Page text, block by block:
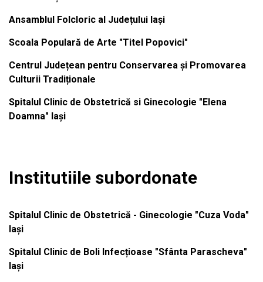
Ansamblul Folcloric al Județului Iași
Scoala Populară de Arte "Titel Popovici"
Centrul Județean pentru Conservarea și Promovarea
Culturii Tradiționale
Spitalul Clinic de Obstetrică si Ginecologie "Elena
Doamna" Iași
Institutiile subordonate
Spitalul Clinic de Obstetrică - Ginecologie "Cuza Voda"
Iași
Spitalul Clinic de Boli Infecțioase "Sfânta Parascheva"
Iași